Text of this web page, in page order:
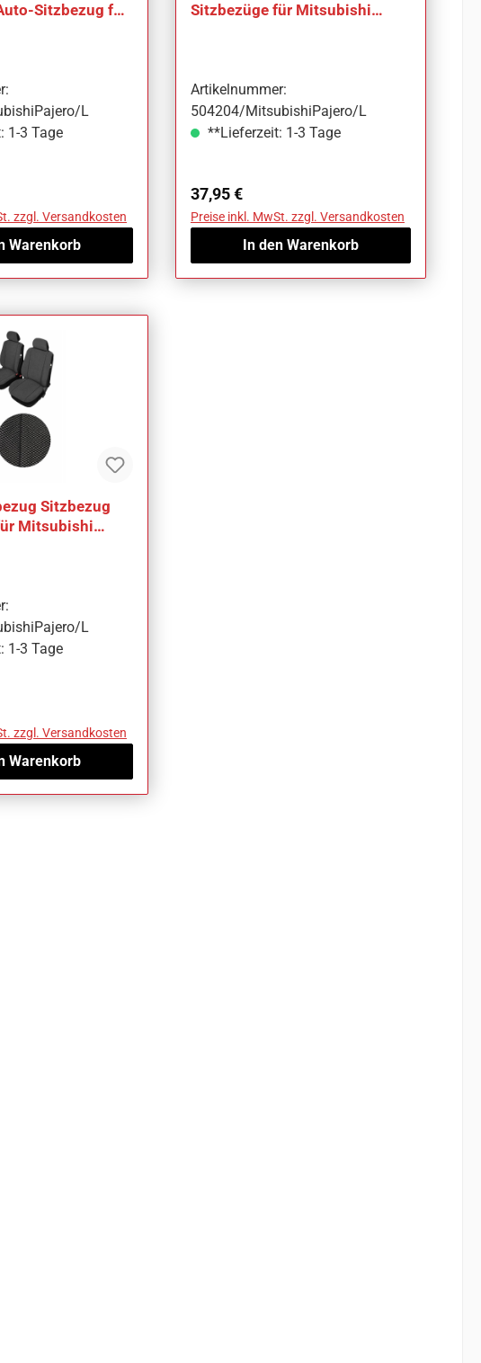
Sitzbezug für
L
1-3 Tage
zzgl. Versandkosten
Warenkorb
Sitzbezüge für Mitsubishi
Artikelnummer:
504204/MitsubishiPajero/L
**Lieferzeit: 1-3 Tage
Regulärer Preis:
37,95 €
Preise inkl. MwSt. zzgl. Versandkosten
In den Warenkorb
Sitzbezug
Mitsubishi
L
1-3 Tage
zzgl. Versandkosten
Warenkorb